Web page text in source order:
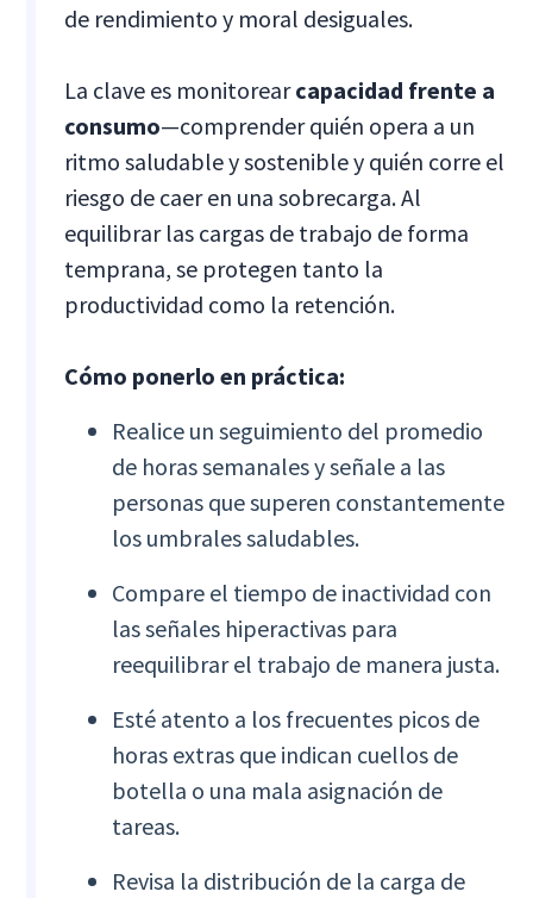
de rendimiento y moral desiguales.
La clave es monitorearcapacidad frente a
consumo—comprender quién opera a un
ritmo saludable y sostenible y quién corre el
riesgo de caer en una sobrecarga. Al
equilibrar las cargas de trabajo de forma
temprana, se protegen tanto la
productividad como la retención.
Cómo ponerlo en práctica:
Realice un seguimiento del promedio
de horas semanales y señale a las
personas que superen constantemente
los umbrales saludables.
Compare el tiempo de inactividad con
las señales hiperactivas para
reequilibrar el trabajo de manera justa.
Esté atento a los frecuentes picos de
horas extras que indican cuellos de
botella o una mala asignación de
tareas.
Revisa la distribución de la carga de